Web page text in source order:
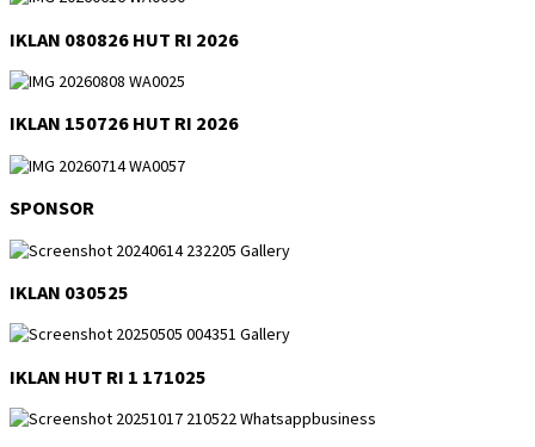
IKLAN 080826 HUT RI 2026
IKLAN 150726 HUT RI 2026
SPONSOR
IKLAN 030525
IKLAN HUT RI 1 171025